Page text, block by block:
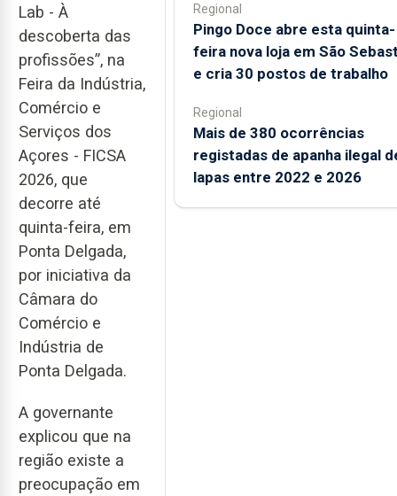
Lab - À
descoberta das
profissões”, na
Feira da Indústria,
Comércio e
Serviços dos
Açores - FICSA
2026, que
decorre até
quinta-feira, em
Ponta Delgada,
por iniciativa da
Câmara do
Comércio e
Indústria de
Ponta Delgada.
A governante
explicou que na
região existe a
preocupação em
Regional
Pingo Doce abre esta quinta-
feira nova loja em São
e cria 30 postos de trabalho
Regional
Mais de 380 ocorrências
registadas de apanha ilegal
lapas entre 2022 e 2026